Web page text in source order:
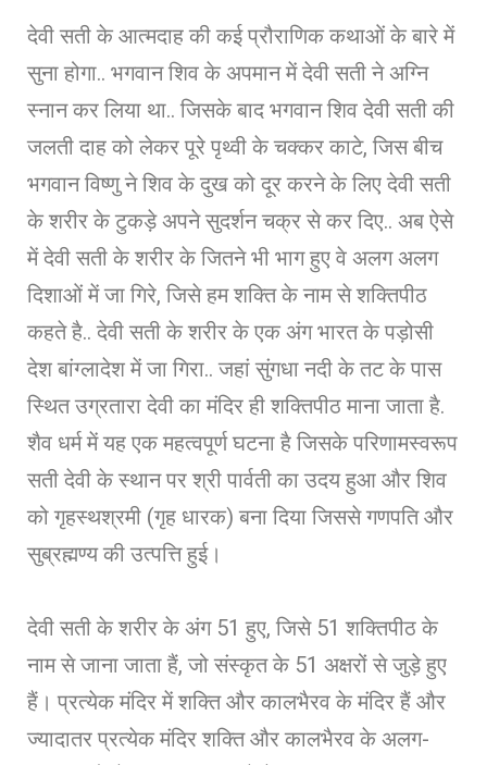
देवी सती के आत्मदाह की कई प्रौराणिक कथाओं के बारे में
सुना होगा.. भगवान शिव के अपमान में देवी सती ने अग्नि
स्नान कर लिया था.. जिसके बाद भगवान शिव देवी सती की
जलती दाह को लेकर पूरे पृथ्वी के चक्कर काटे, जिस बीच
भगवान विष्णु ने शिव के दुख को दूर करने के लिए देवी सती
के शरीर के टुकड़े अपने सुदर्शन चक्र से कर दिए.. अब ऐसे
में देवी सती के शरीर के जितने भी भाग हुए वे अलग अलग
दिशाओं में जा गिरे, जिसे हम शक्ति के नाम से शक्तिपीठ
कहते है.. देवी सती के शरीर के एक अंग भारत के पड़ोसी
देश बांग्लादेश में जा गिरा.. जहां सुंगधा नदी के तट के पास
स्थित उग्रतारा देवी का मंदिर ही शक्तिपीठ माना जाता है.
शैव धर्म में यह एक महत्वपूर्ण घटना है जिसके परिणामस्वरूप
सती देवी के स्थान पर श्री पार्वती का उदय हुआ और शिव
को गृहस्थश्रमी (गृह धारक) बना दिया जिससे गणपति और
सुब्रह्मण्य की उत्पत्ति हुई।
देवी सती के शरीर के अंग 51 हुए, जिसे 51 शक्तिपीठ के
नाम से जाना जाता हैं, जो संस्कृत के 51 अक्षरों से जुड़े हुए
हैं। प्रत्येक मंदिर में शक्ति और कालभैरव के मंदिर हैं और
ज्यादातर प्रत्येक मंदिर शक्ति और कालभैरव के अलग-